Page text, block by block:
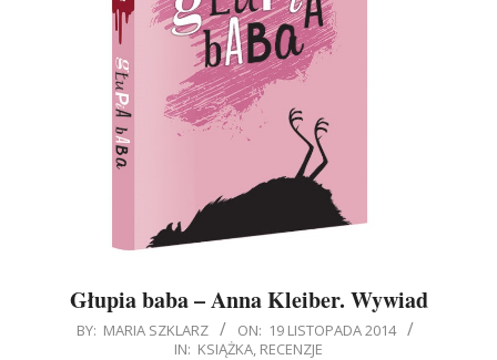
Głupia baba – Anna Kleiber. Wywiad
2014-
BY: MARIA SZKLARZ ON: 19 LISTOPADA 2014
IN: KSIĄŻKA RECENZJE